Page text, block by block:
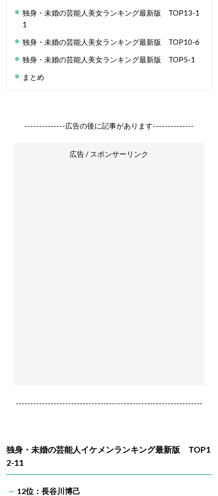
独身・未婚の芸能人美女ランキング最新版 TOP13-1
1
独身・未婚の芸能人美女ランキング最新版 TOP10-6
独身・未婚の芸能人美女ランキング最新版 TOP5-1
まとめ
--------------広告の後に記事があります--------------
広告 / スポンサーリンク
----------------------------------------------------------------
独身・未婚の芸能人イケメンランキング最新版 TOP1
2-11
12位：長谷川博己